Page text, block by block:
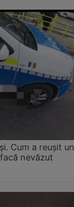
Cum a reușit un
nevăzut